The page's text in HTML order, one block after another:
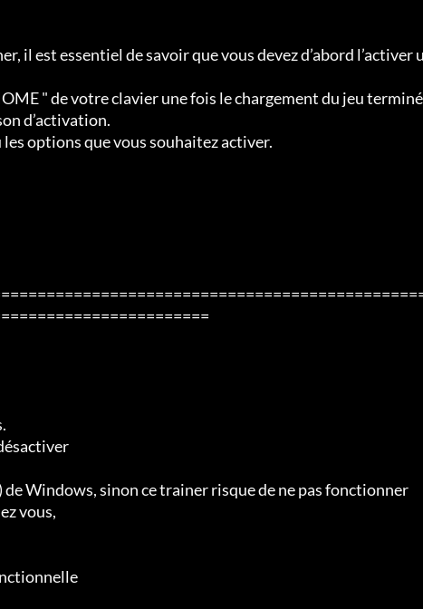
est essentiel de savoir que vous devez d’abord l’activer
" de votre clavier une fois le chargement du jeu terminé
d’activation.
options que vous souhaitez activer.
Windows, sinon ce trainer risque de ne pas fonctionner
vous,